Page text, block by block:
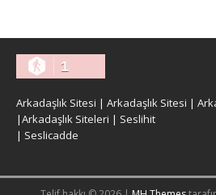
1
Arkadaşlık Sitesi | Arkadaşlık Sitesi |
|Arkadaşlık Siteleri | Seslihit
| Seslicadde